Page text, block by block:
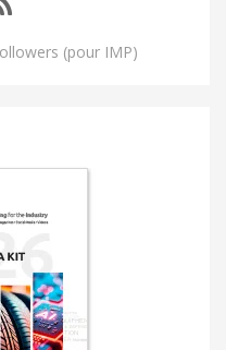
(pour IMP)